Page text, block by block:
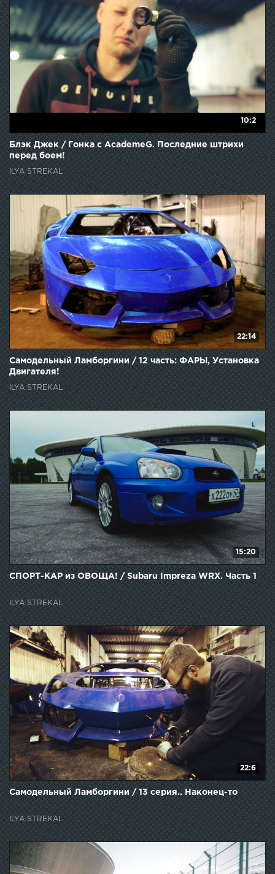
10:2
Блэк Джек / Гонка с AcademeG. Последние штрихи
перед боем!
ILYA STREKAL
22:14
Самодельный Ламборгини / 12 часть: ФАРЫ, Установка
Двигателя!
ILYA STREKAL
15:20
СПОРТ-КАР из ОВОЩА! / Subaru Impreza WRX. Часть 1
ILYA STREKAL
22:6
Самодельный Ламборгини / 13 серия.. Наконец-то
ILYA STREKAL